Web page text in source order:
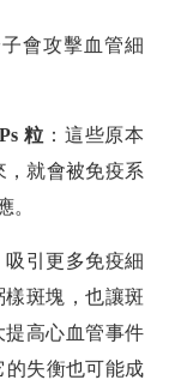
會攻擊血管細
粒 ：這些原本
就會被免疫系
。
引更多免疫細
斑塊，也讓斑
高心血管事件
的失衡也可能成